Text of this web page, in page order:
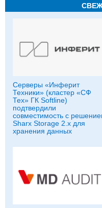
Серверы «Инферит
Техники» (кластер «СФ
Тех» ГК Softline)
подтвердили
совместимость с
Sharx Storage 2.x для
хранения данных